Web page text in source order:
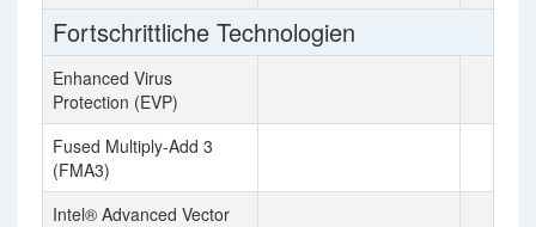
Fortschrittliche Technologien
Enhanced Virus
Protection (EVP)
Fused Multiply-Add 3
(FMA3)
Intel® Advanced Vector